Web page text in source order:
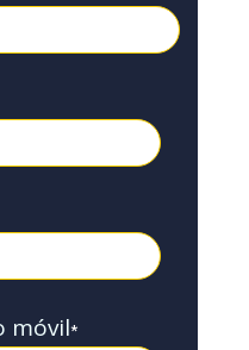
móvil*